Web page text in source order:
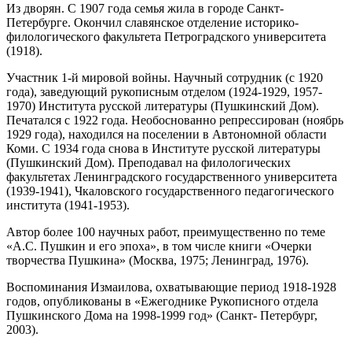
Из дворян. С 1907 года семья жила в городе Санкт-
Петербурге. Окончил славянское отделение историко-
филологического факультета Петроградского университета
(1918).
Участник 1-й мировой войны. Научный сотрудник (с 1920
года), заведующий рукописным отделом (1924-1929, 1957-
1970) Института русской литературы (Пушкинский Дом).
Печатался с 1922 года. Необоснованно репрессирован (ноябрь
1929 года), находился на поселении в Автономной области
Коми. С 1934 года снова в Институте русской литературы
(Пушкинский Дом). Преподавал на филологических
факультетах Ленинградского государственного университета
(1939-1941), Чкаловского государственного педагогического
института (1941-1953).
Автор более 100 научных работ, преимущественно по теме
«А.С. Пушкин и его эпоха», в том числе книги «Очерки
творчества Пушкина» (Москва, 1975; Ленинград, 1976).
Воспоминания Измаилова, охватывающие период 1918-1928
годов, опубликованы в «Ежегоднике Рукописного отдела
Пушкинского Дома на 1998-1999 год» (Санкт- Петербург,
2003).